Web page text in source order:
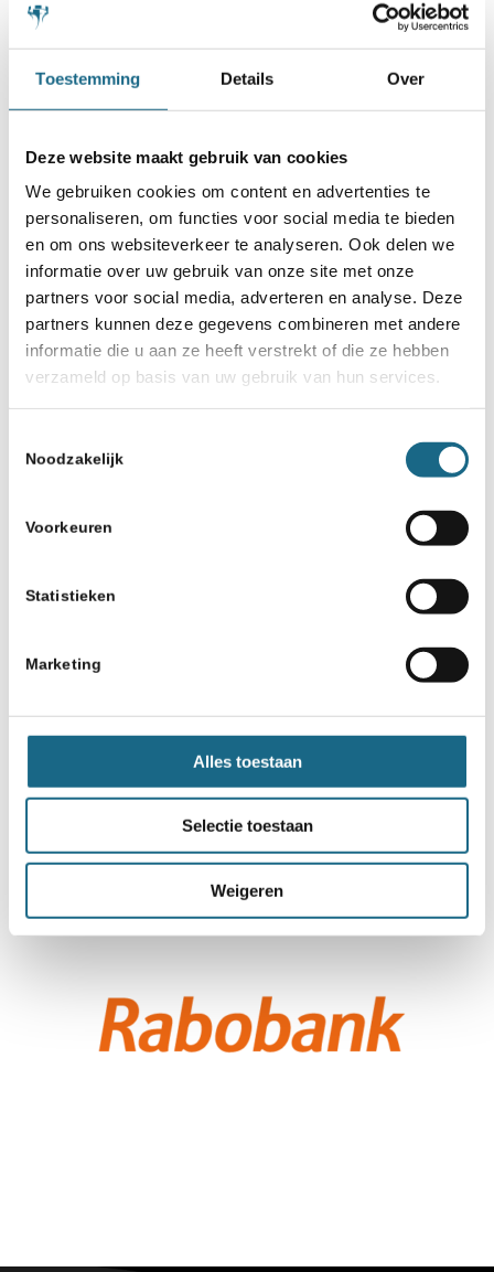
Toestemming Details Over
Deze website maakt gebruik van cookies
We gebruiken cookies om content en advertenties te
personaliseren, om functies voor social media te bieden
en om ons websiteverkeer te analyseren. Ook delen we
informatie over uw gebruik van onze site met onze
partners voor social media, adverteren en analyse. Deze
partners kunnen deze gegevens combineren met andere
informatie die u aan ze heeft verstrekt of die ze hebben
verzameld op basis van uw gebruik van hun services.
Noodzakelijk
Voorkeuren
Statistieken
Marketing
Alles toestaan
Selectie toestaan
Weigeren